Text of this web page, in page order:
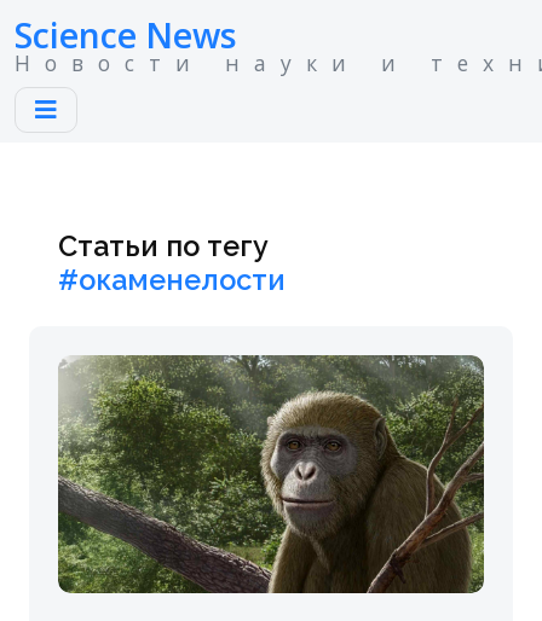
Science News
Новости науки и
Статьи по тегу
#окаменелости